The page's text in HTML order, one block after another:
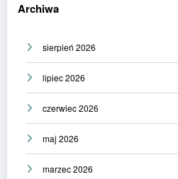
Archiwa
sierpień 2026
lipiec 2026
czerwiec 2026
maj 2026
marzec 2026